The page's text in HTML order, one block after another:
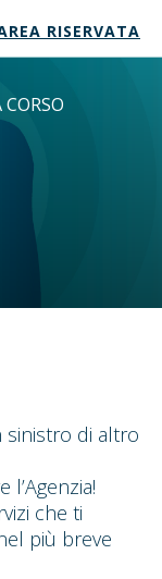
RISERVATA
sinistro di altro
che ti
più breve